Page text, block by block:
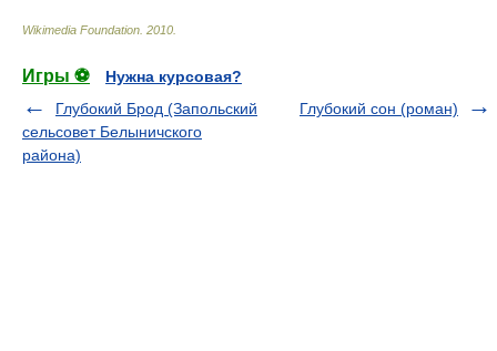
Wikimedia Foundation 2010
Игры ⚽
Нужна курсовая?
Глубокий Брод (Запольский
сельсовет Белыничского
района)
Глубокий сон (роман)